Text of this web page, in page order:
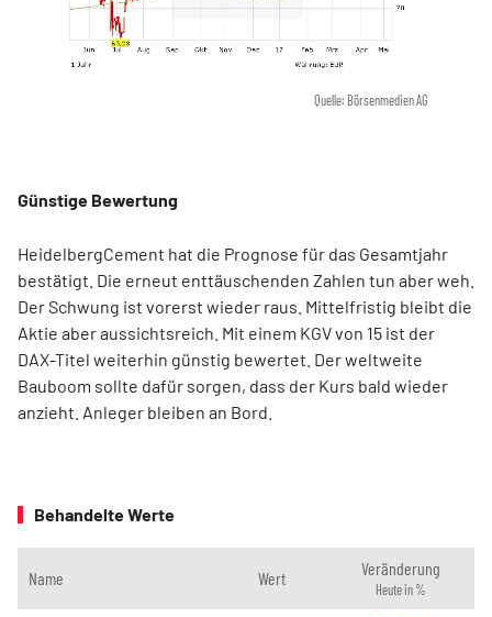
Quelle: Börsenmedien AG
Günstige Bewertung
HeidelbergCement hat die Prognose für das Gesamtjahr
bestätigt. Die erneut enttäuschenden Zahlen tun aber weh.
Der Schwung ist vorerst wieder raus. Mittelfristig bleibt die
Aktie aber aussichtsreich. Mit einem KGV von 15 ist der
DAX-Titel weiterhin günstig bewertet. Der weltweite
Bauboom sollte dafür sorgen, dass der Kurs bald wieder
anzieht. Anleger bleiben an Bord.
Behandelte Werte
Name Wert Veränderung
Heute in %